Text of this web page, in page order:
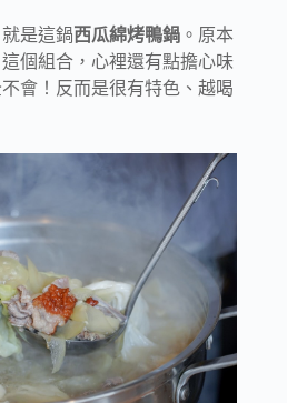
是這鍋西瓜綿烤鴨鍋 。原本
個組合，心裡還有點擔心味
會！反而是很有特色、越喝